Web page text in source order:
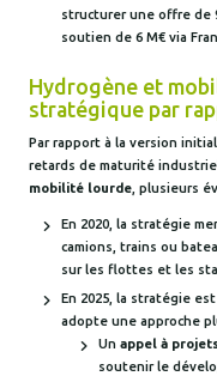
structurer une offre de
soutien de 6 M€ via
Hydrogène et
stratégique par
Par rapport à la version
retards de maturité
mobilité lourde , plusieurs
En 2020, la stratégie
camions, trains ou
sur les flottes et les
En 2025, la stratégie
adopte une approche
Un appel à
soutenir le